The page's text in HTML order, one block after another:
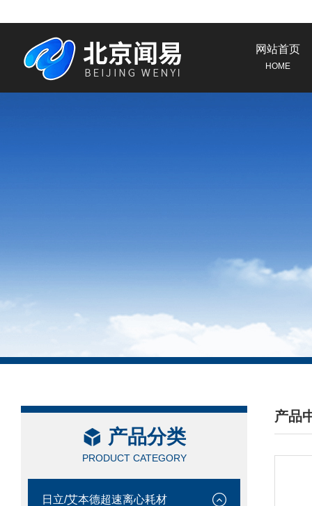
网站首页
HOME
产品分类
PRODUCT CATEGORY
日立/艾本德超速离心耗材
产品
/